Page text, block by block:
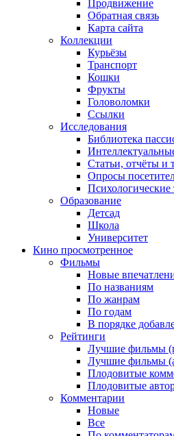
Продвижение
Обратная связь
Карта сайта
Коллекции
Курьёзы
Транспорт
Кошки
Фрукты
Головоломки
Ссылки
Исследования
Библиотека
Статьи, отчёты и
Опросы
Психологические
Образование
Детсад
Школа
Университет
Кино просмотренное
Фильмы
Новые
По названиям
По жанрам
По годам
В порядке
Рейтинги
Лучшие фильмы
Лучшие фильмы
Плодовитые
Плодовитые
Комментарии
Новые
Все